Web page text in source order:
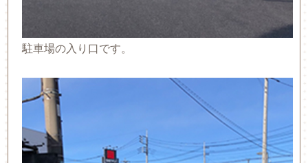
駐車場の入り口です。